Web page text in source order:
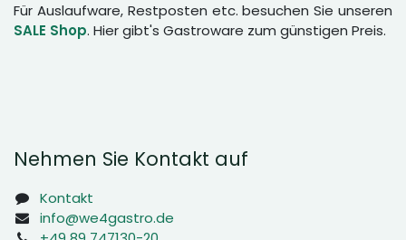
Für Auslaufware, Restposten etc. besuchen Sie unseren
SALE Shop. Hier gibt's Gastroware zum günstigen Preis.
Nehmen Sie Kontakt auf
Kontakt
info@we4gastro.de